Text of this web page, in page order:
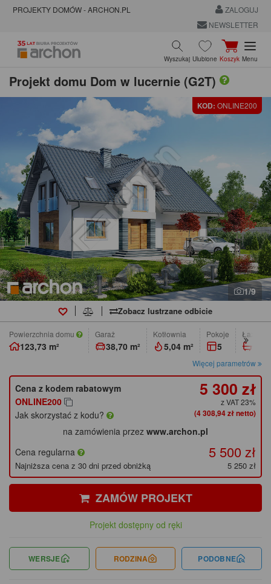
PROJEKTY DOMÓW - ARCHON.PL
ZALOGUJ
NEWSLETTER
Wyszukaj Ulubione Koszyk Menu
Projekt domu Dom w lucernie (G2T)
KOD: ONLINE200
1/9
Zobacz lustrzane odbicie
Powierzchnia domu
123,73 m²
Garaż
38,70 m²
Kotłownia
5,04 m²
pokoje
5
Więcej parametrów
Cena z kodem rabatowym
ONLINE200
Jak skorzystać z kodu?
5 300 zł
z VAT 23%
(4 308,94 zł netto)
na zamówienia przez www.archon.pl
Cena regularna
5 500 zł
Najniższa cena z 30 dni przed obniżką 5 250 zł
ZAMÓW PROJEKT
Projekt dostępny od ręki
WERSJE RODZINA PODOBNE